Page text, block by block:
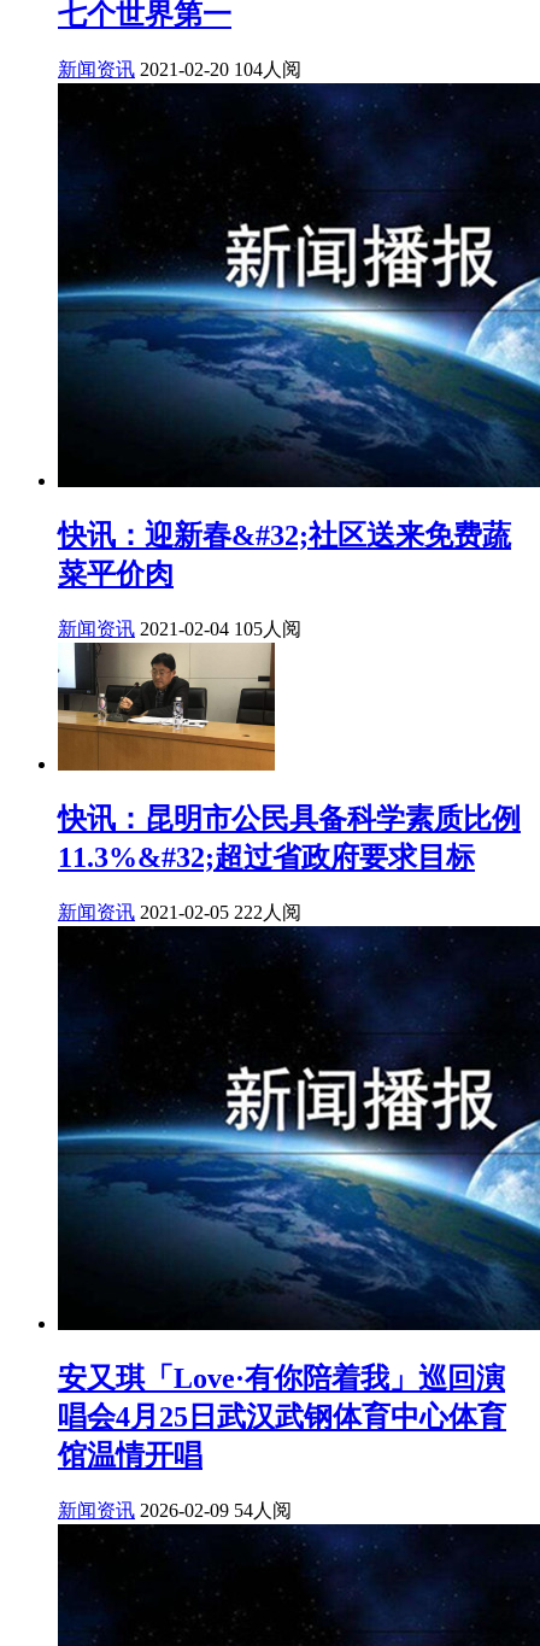
七个世界第一
新闻资讯 2021-02-20 104人阅
快讯：迎新春&#32;社区送来免费蔬
菜平价肉
新闻资讯 2021-02-04 105人阅
快讯：昆明市公民具备科学素质比例
11.3%&#32;超过省政府要求目标
新闻资讯 2021-02-05 222人阅
安又琪「Love·有你陪着我」巡回演
唱会4月25日武汉武钢体育中心体育
馆温情开唱
新闻资讯 2026-02-09 54人阅